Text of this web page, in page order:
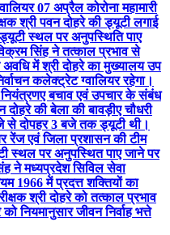
07 अप्रैल कोरोना महामारी
श्री पवन दोहरे की ड्यूटी लगाई
स्थल पर अनुपस्थिति पाए
सिंह ने तत्काल प्रभाव से
में श्री दोहरे का मुख्यालय उप
कलेक्ट्रेट ग्वालियर रहेगा।
नियंत्रणए बचाव एवं उपचार के संबंध
दोहरे की बेला की बावड़ीए चौधरी
से दोपहर 3 बजे तक ड्यूटी थी।
रेंज एवं जिला प्रशासन की टीम
स्थल पर अनुपस्थित पाए जाने पर
ने मध्यप्रदेश सिविल सेवा
1966 में प्रदत्त शक्तियों का
श्री दोहरे को तत्काल प्रभाव
नियमानुसार जीवन निर्वाह भत्ते